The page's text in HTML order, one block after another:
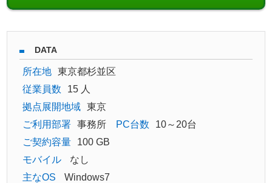
DATA
所在地
東京都杉並区
従業員数
15 人
拠点展開地域
東京
ご利用部署
事務所 PC台数
10～20台
ご契約容量
100 GB
モバイル
なし
主なOS
Windows7